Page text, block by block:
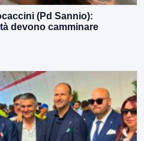
(Pd Sannio):
devono camminare